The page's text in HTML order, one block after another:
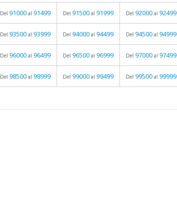
Del 91000 al 91499 Del 91500 al 91999 Del 92000 al 92499
Del 93500 al 93999 Del 94000 al 94499 Del 94500 al 94999
Del 96000 al 96499 Del 96500 al 96999 Del 97000 al 97499
Del 98500 al 98999 Del 99000 al 99499 Del 99500 al 99999